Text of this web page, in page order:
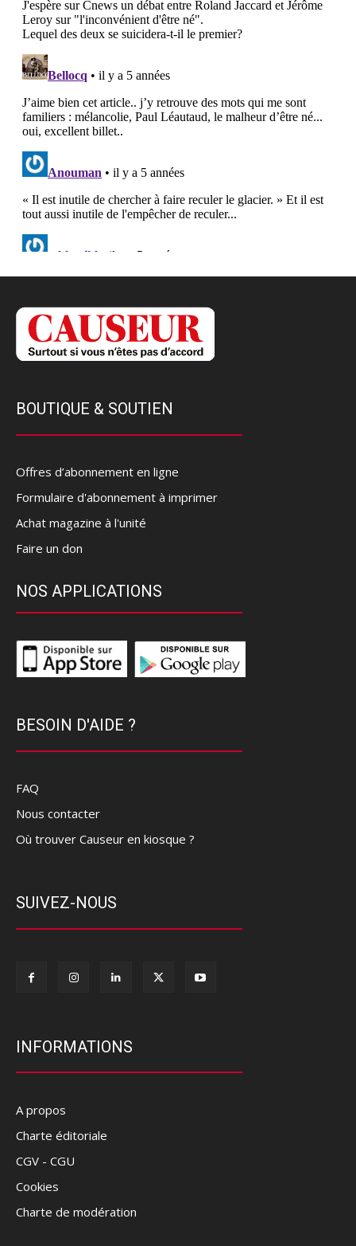
BOUTIQUE & SOUTIEN
Offres d’abonnement en ligne
Formulaire d'abonnement à imprimer
Achat magazine à l'unité
Faire un don
NOS APPLICATIONS
BESOIN D'AIDE ?
FAQ
Nous contacter
Où trouver Causeur en kiosque ?
SUIVEZ-NOUS
INFORMATIONS
A propos
Charte éditoriale
CGV - CGU
Cookies
Charte de modération